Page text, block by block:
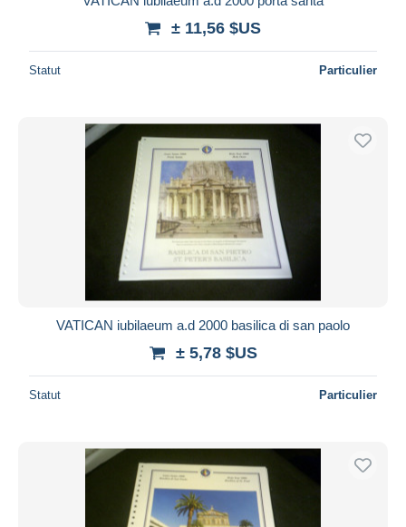
± 11,56 $US
Statut Particulier
VATICAN iubilaeum a.d 2000 basilica di san paolo
± 5,78 $US
Statut Particulier